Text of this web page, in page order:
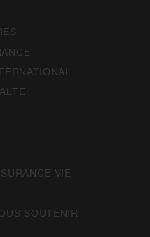
VIE
SOUTENIR